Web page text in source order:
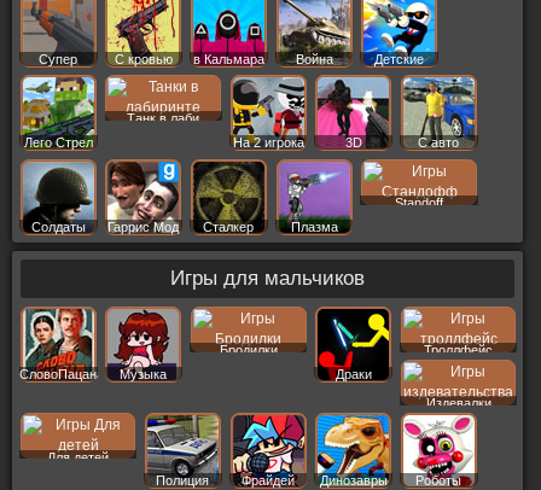
Супер С кровью в Кальмара Война Детские
Лего Стрел
Танк в лаби
На 2 игрока
3D С авто
Солдаты Гаррис Мод Сталкер Плазма
Standoff
Игры для мальчиков
СловоПацана Музыка
Бродилки
Драки
Троллфейс
Издевалки
Для детей
Полиция
Фрайдей Динозавры Роботы